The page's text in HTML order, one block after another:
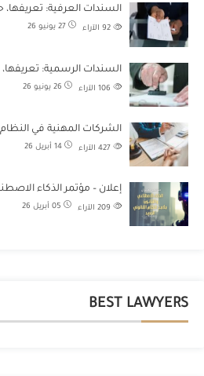
السندات العرفية:
27 يونيو 26 الآراء
السندات الرسمية:
26 يونيو 26 الآراء
الشركات المهنية في
14 أبريل 26 الآراء
إعلان – مؤتمر الذكاء
05 أبريل 26 الآراء
BEST LAWYERS